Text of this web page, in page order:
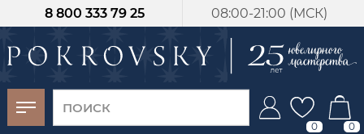
08:00-21:00 (МСК)
8 800 333 79 25
0 0
-30%
от 15 дней с
момента оплаты